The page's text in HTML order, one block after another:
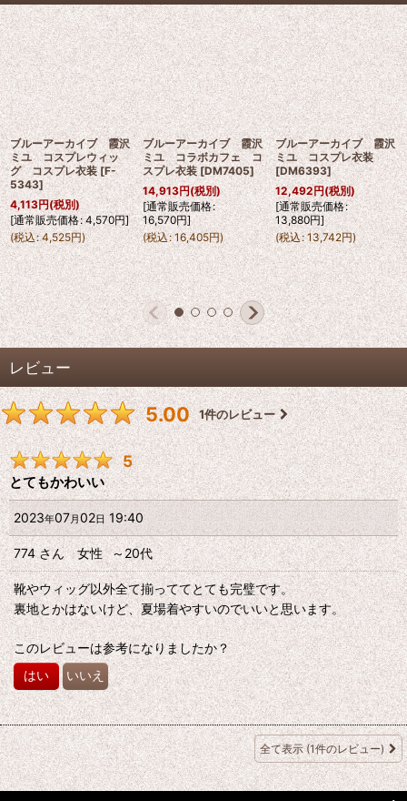
ブルーアーカイブ 霞沢
ミユ コスプレウィッ
グ コスプレ衣装 [F-
5343]
4,113円(税別)
[通常販売価格: 4,570円]
(税込: 4,525円)
ブルーアーカイブ 霞沢
ミユ コラボカフェ コ
スプレ衣装 [DM7405]
14,913円(税別)
[通常販売価格:
16,570円]
(税込: 16,405円)
ブルーアーカイブ 霞沢
ミユ コスプレ衣装
[DM6393]
12,492円(税別)
[通常販売価格:
13,880円]
(税込: 13,742円)
レビュー
5.00 1件のレビュー
5
とてもかわいい
2023年07月02日19:40
774さん 女性 ～20代
靴やウィッグ以外全て揃っててとても完璧です。
裏地とかはないけど、夏場着やすいのでいいと思います。
このレビューは参考になりましたか？
はい いいえ
全て表示 (1件のレビュー)